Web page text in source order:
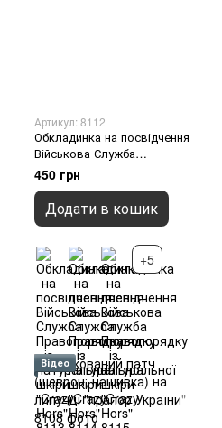
Артикул: 8112
Обкладинка на посвідчення
Військова Служба
Правопорядку із натуральної
шкіри "Crazy Hors", Чорний
450 грн
Додати в кошик
+5
Відео